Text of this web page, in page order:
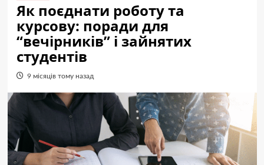
Як поєднати роботу та
курсову: поради для
“вечірників” і зайнятих
студентів
9 місяців тому назад